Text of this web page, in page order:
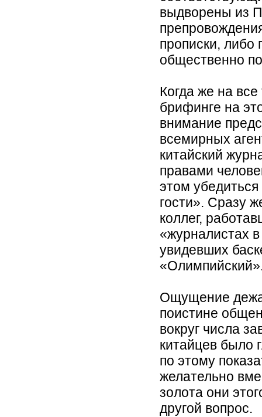
выдворены из
прописки, либо
общественно
Когда же на
брифинге на
внимание
всемирных
китайский
правами
этом
гости». Сразу
коллег,
«журналистах
увидевших
Ощущение
поистине
вокруг числа
китайцев было
по этому
желательно
золота они
другой вопрос.